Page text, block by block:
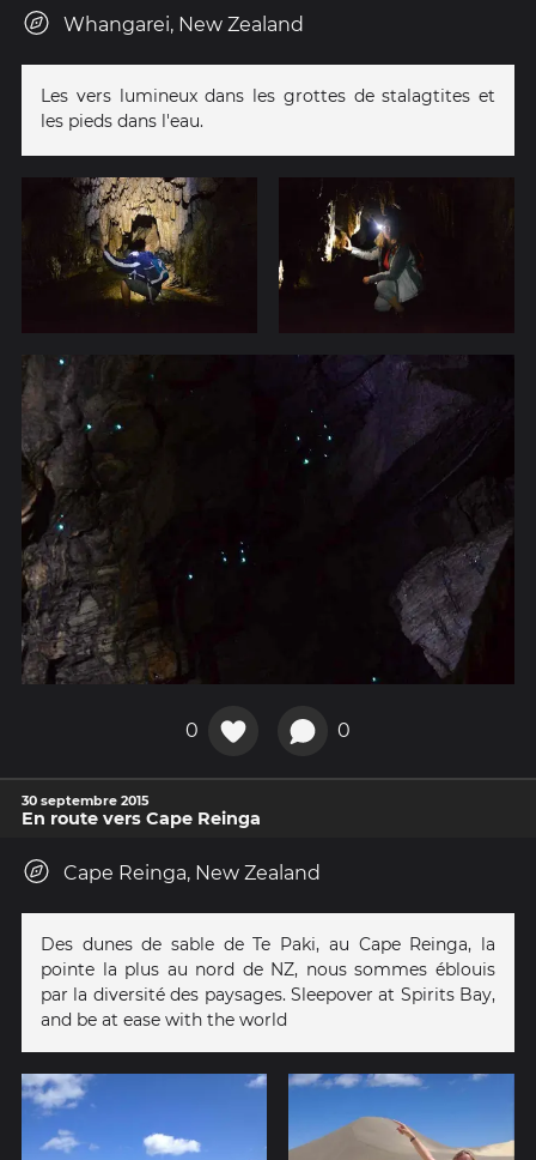
Whangarei, New Zealand
Les vers lumineux dans les grottes de stalagtites et
les pieds dans l'eau.
0 0
30 septembre 2015
En route vers Cape Reinga
Cape Reinga, New Zealand
Des dunes de sable de Te Paki, au Cape Reinga, la
pointe la plus au nord de NZ, nous sommes éblouis
par la diversité des paysages. Sleepover at Spirits Bay,
and be at ease with the world